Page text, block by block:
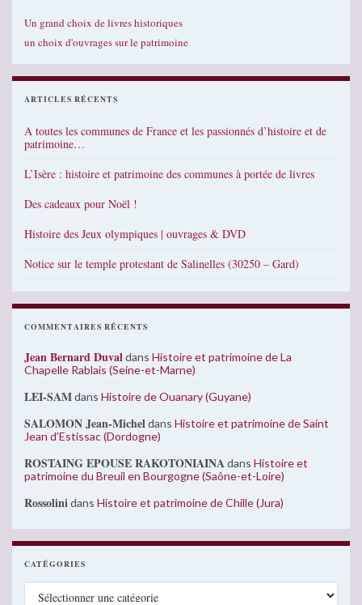
Un grand choix de livres historiques
un choix d'ouvrages sur le patrimoine
ARTICLES RÉCENTS
A toutes les communes de France et les passionnés d’histoire et de
patrimoine…
L’Isère : histoire et patrimoine des communes à portée de livres
Des cadeaux pour Noël !
Histoire des Jeux olympiques | ouvrages & DVD
Notice sur le temple protestant de Salinelles (30250 – Gard)
COMMENTAIRES RÉCENTS
Jean Bernard Duvaldans Histoire et patrimoine de La
Chapelle Rablais (Seine-et-Marne)
LEI-SAMdans Histoire de Ouanary (Guyane)
SALOMON Jean-Micheldans Histoire et patrimoine de Saint
Jean d’Estissac (Dordogne)
ROSTAING EPOUSE RAKOTONIAINAdans Histoire et
patrimoine du Breuil en Bourgogne (Saône-et-Loire)
Rossolinidans Histoire et patrimoine de Chille (Jura)
CATÉGORIES
Catégories